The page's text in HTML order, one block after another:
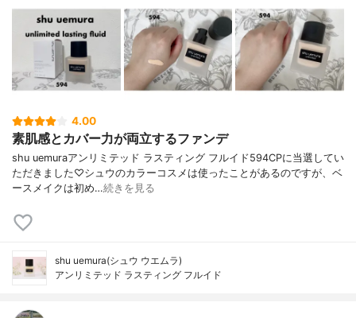
4.00
素肌感とカバー力が両立するファンデ
shu uemuraアンリミテッド ラスティング フルイド594CPに当選してい
ただきました♡シュウのカラーコスメは使ったことがあるのですが、ベ
ースメイクは初め…続きを見る
shu uemura(シュウ ウエムラ)
アンリミテッド ラスティング フルイド